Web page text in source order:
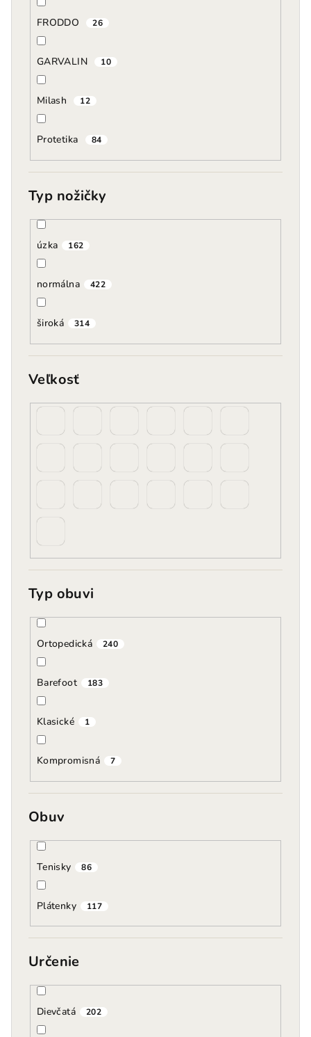
FRODDO 26
GARVALIN 10
Milash 12
Protetika 84
Typ nožičky
úzka 162
normálna 422
široká 314
Veľkosť
Typ obuvi
Ortopedická 240
Barefoot 183
Klasické 1
Kompromisná 7
Obuv
Tenisky 86
Plátenky 117
Určenie
Dievčatá 202